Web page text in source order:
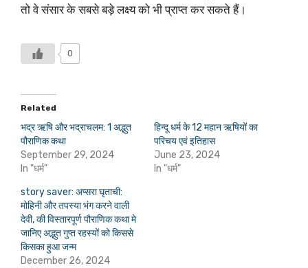
तो वे संसार के सबसे बड़े लक्ष्य को भी प्राप्त कर सकते हैं।
0
Related
भद्र ऋषि और भद्राचलम: 1 अद्भुत
पौराणिक कथा
September 29, 2024
In "धर्म"
हिन्दू धर्म के 12 महान ऋषियों का
परिचय एवं इतिहास
June 23, 2024
In "धर्म"
story saver: अप्सरा घृताची:
मोहिनी और तपस्या भंग करने वाली
देवी, की विस्तारपूर्ण पौराणिक कथा मे
जानिए अद्भुत गुप्त रहस्यों को किससे
किसका हुआ जन्म
December 26, 2024